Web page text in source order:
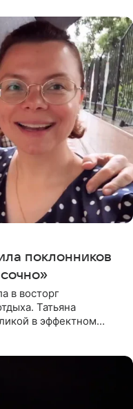
поклонников
в восторг
Татьяна
в эффектном